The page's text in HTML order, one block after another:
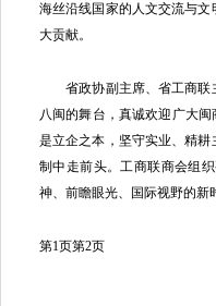
海丝沿线国家的人文交流与
大贡献。
省政协副主席、省工商联
八闽的舞台，真诚欢迎广大
是立企之本，坚守实业、精
制中走前头。工商联商会组
神、前瞻眼光、国际视野的新
第1页第2页